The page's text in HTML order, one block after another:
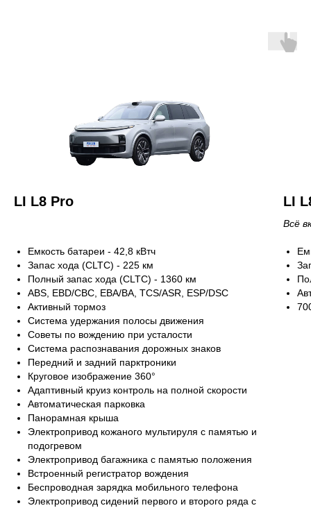
LI L8 Pro
Емкость батареи - 42,8 кВтч
Запас хода (CLTC) - 225 км
Полный запас хода (CLTC) - 1360 км
ABS, EBD/CBC, EBA/BA, TCS/ASR, ESP/DSC
Активный тормоз
Система удержания полосы движения
Советы по вождению при усталости
Система распознавания дорожных знаков
Передний и задний парктроники
Круговое изображение 360°
Адаптивный круиз контроль на полной скорости
Автоматическая парковка
Панорамная крыша
Электропривод кожаного мультируля с памятью и
подогревом
Электропривод багажника с памятью положения
Встроенный регистратор вождения
Беспроводная зарядка мобильного телефона
Электропривод сидений первого и второго ряда с
LI
Всё